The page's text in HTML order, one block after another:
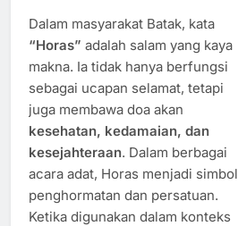
Dalam masyarakat Batak, kata
“Horas” adalah salam yang kaya
makna. Ia tidak hanya berfungsi
sebagai ucapan selamat, tetapi
juga membawa doa akan
kesehatan, kedamaian, dan
kesejahteraan. Dalam berbagai
acara adat, Horas menjadi simbol
penghormatan dan persatuan.
Ketika digunakan dalam konteks